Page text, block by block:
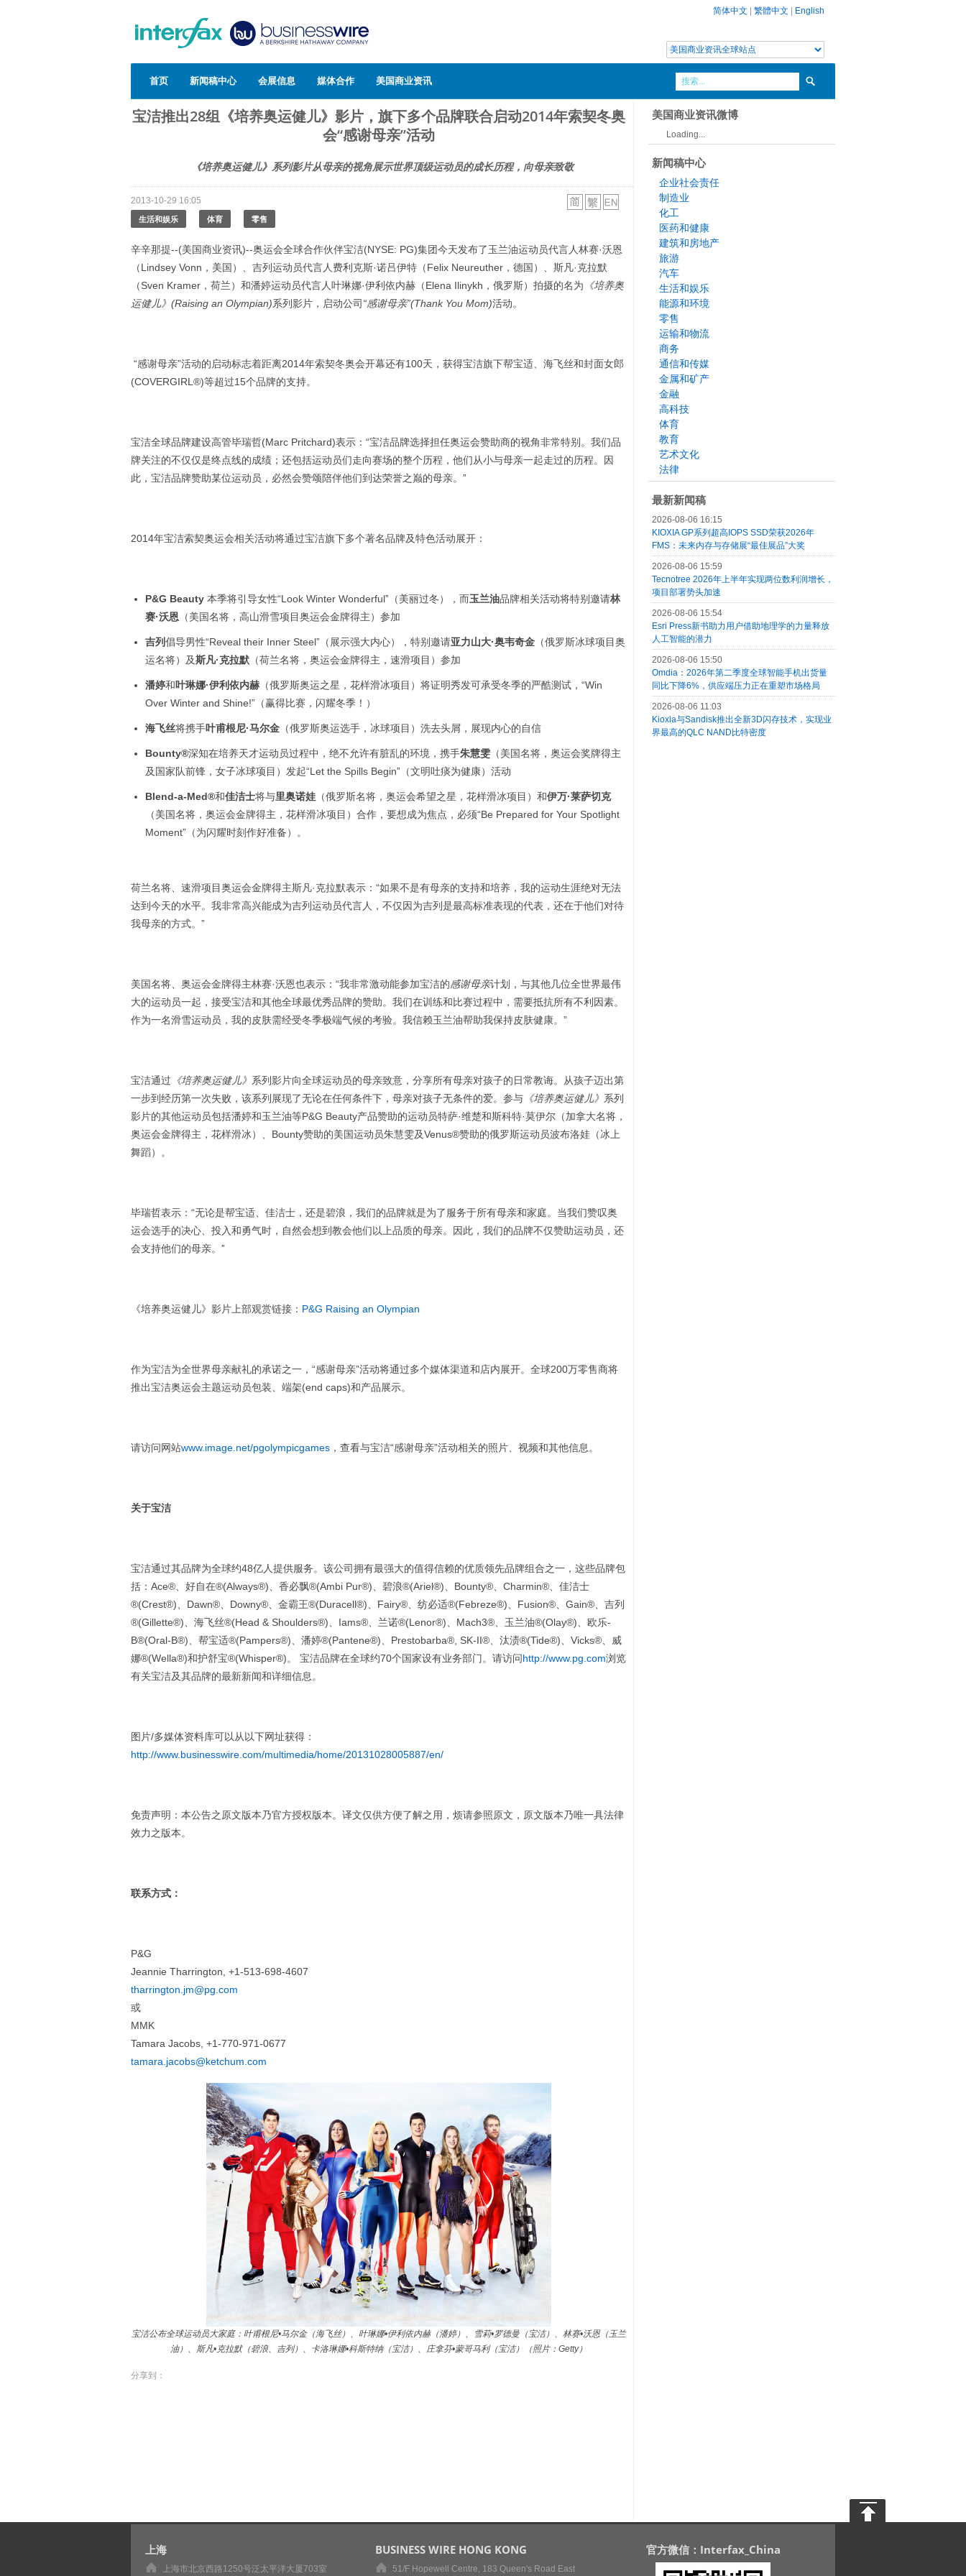
简体中文 繁體中文 English
首页 新闻稿中心 会展信息 媒体合作 美国商业资讯
宝洁推出28组《培养奥运健儿》影片，旗下多个品牌联合启动2014年索契冬奥
会“感谢母亲”活动
《培养奥运健儿》系列影片从母亲的视角展示世界顶级运动员的成长历程，向母亲致敬
2013-10-29 16:05
生活和娱乐 体育 零售
辛辛那提--(美国商业资讯)--奥运会全球合作伙伴宝洁(NYSE: PG)集团今天发布了玉兰油运动员代言人林赛·沃恩
（Lindsey Vonn，美国）、吉列运动员代言人费利克斯·诺吕伊特（Felix Neureuther，德国）、斯凡·克拉默
（Sven Kramer，荷兰）和潘婷运动员代言人叶琳娜·伊利依内赫（Elena Ilinykh，俄罗斯）拍摄的名为 《培养奥
运健儿》 (Raising an Olympian)系列影片，启动公司 “感谢母亲”(Thank You Mom)活动。
“感谢母亲”活动的启动标志着距离2014年索契冬奥会开幕还有100天，获得宝洁旗下帮宝适、海飞丝和封面女郎
(COVERGIRL®)等超过15个品牌的支持。
宝洁全球品牌建设高管毕瑞哲(Marc Pritchard)表示：“宝洁品牌选择担任奥运会赞助商的视角非常特别。我们品
牌关注的不仅仅是终点线的成绩；还包括运动员们走向赛场的整个历程，他们从小与母亲一起走过的历程。因
此，宝洁品牌赞助某位运动员，必然会赞颂陪伴他们到达荣誉之巅的母亲。”
2014年宝洁索契奥运会相关活动将通过宝洁旗下多个著名品牌及特色活动展开：
P&G Beauty 本季将引导女性“Look Winter Wonderful”（美丽过冬），而玉兰油品牌相关活动将特别邀请林
赛·沃恩 （美国名将，高山滑雪项目奥运会金牌得主）参加
吉列倡导男性“Reveal their Inner Steel”（展示强大内心），特别邀请亚力山大·奥韦奇金 （俄罗斯冰球项目奥
运名将）及斯凡·克拉默 （荷兰名将，奥运会金牌得主，速滑项目）参加
潘婷和叶琳娜·伊利依内赫 （俄罗斯奥运之星，花样滑冰项目）将证明秀发可承受冬季的严酷测试，“Win
Over Winter and Shine!”（赢得比赛，闪耀冬季！）
海飞丝将携手叶甫根尼·马尔金 （俄罗斯奥运选手，冰球项目）洗去头屑，展现内心的自信
Bounty®深知在培养天才运动员过程中，绝不允许有脏乱的环境，携手朱慧雯 （美国名将，奥运会奖牌得主
及国家队前锋，女子冰球项目）发起“Let the Spills Begin”（文明吐痰为健康）活动
Blend-a-Med®和佳洁士将与里奥诺娃 （俄罗斯名将，奥运会希望之星，花样滑冰项目）和伊万·莱萨切克
（美国名将，奥运会金牌得主，花样滑冰项目）合作，要想成为焦点，必须“Be Prepared for Your Spotlight
Moment”（为闪耀时刻作好准备）。
荷兰名将、速滑项目奥运会金牌得主斯凡·克拉默表示：“如果不是有母亲的支持和培养，我的运动生涯绝对无法
达到今天的水平。我非常高兴能成为吉列运动员代言人，不仅因为吉列是最高标准表现的代表，还在于他们对待
我母亲的方式。”
美国名将、奥运会金牌得主林赛·沃恩也表示：“我非常激动能参加宝洁的感谢母亲计划，与其他几位全世界最伟
大的运动员一起，接受宝洁和其他全球最优秀品牌的赞助。我们在训练和比赛过程中，需要抵抗所有不利因素。
作为一名滑雪运动员，我的皮肤需经受冬季极端气候的考验。我信赖玉兰油帮助我保持皮肤健康。”
宝洁通过 《培养奥运健儿》 系列影片向全球运动员的母亲致意，分享所有母亲对孩子的日常教诲。从孩子迈出第
一步到经历第一次失败，该系列展现了无论在任何条件下，母亲对孩子无条件的爱。参与 《培养奥运健儿》 系列
影片的其他运动员包括潘婷和玉兰油等P&G Beauty产品赞助的运动员特萨·维楚和斯科特·莫伊尔（加拿大名将，
奥运会金牌得主，花样滑冰）、Bounty赞助的美国运动员朱慧雯及Venus®赞助的俄罗斯运动员波布洛娃（冰上
舞蹈）。
毕瑞哲表示：“无论是帮宝适、佳洁士，还是碧浪，我们的品牌就是为了服务于所有母亲和家庭。当我们赞叹奥
运会选手的决心、投入和勇气时，自然会想到教会他们以上品质的母亲。因此，我们的品牌不仅赞助运动员，还
会支持他们的母亲。”
《培养奥运健儿》影片上部观赏链接： P&G Raising an Olympian
作为宝洁为全世界母亲献礼的承诺之一，“感谢母亲”活动将通过多个媒体渠道和店内展开。全球200万零售商将
推出宝洁奥运会主题运动员包装、端架(end caps)和产品展示。
请访问网站www.image.net/pgolympicgames ，查看与宝洁“感谢母亲”活动相关的照片、视频和其他信息。
关于宝洁
宝洁通过其品牌为全球约48亿人提供服务。该公司拥有最强大的值得信赖的优质领先品牌组合之一，这些品牌包
括：Ace®、好自在®(Always®)、香必飘®(Ambi Pur®)、碧浪®(Ariel®)、Bounty®、Charmin®、佳洁士
®(Crest®)、Dawn®、Downy®、金霸王®(Duracell®)、Fairy®、纺必适®(Febreze®)、Fusion®、Gain®、吉列
®(Gillette®)、海飞丝®(Head & Shoulders®)、Iams®、兰诺®(Lenor®)、Mach3®、玉兰油®(Olay®)、欧乐-
B®(Oral-B®)、帮宝适®(Pampers®)、潘婷®(Pantene®)、Prestobarba®, SK-II®、汰渍®(Tide®)、Vicks®、威
娜®(Wella®)和护舒宝®(Whisper®)。 宝洁品牌在全球约70个国家设有业务部门。请访问http://www.pg.com浏览
有关宝洁及其品牌的最新新闻和详细信息。
图片/多媒体资料库可以从以下网址获得：
http://www.businesswire.com/multimedia/home/20131028005887/en/
免责声明：本公告之原文版本乃官方授权版本。译文仅供方便了解之用，烦请参照原文，原文版本乃唯一具法律
效力之版本。
联系方式：
P&G
Jeannie Tharrington, +1-513-698-4607
tharrington.jm@pg.com
或
MMK
Tamara Jacobs, +1-770-971-0677
tamara.jacobs@ketchum.com
宝洁公布全球运动员大家庭：叶甫根尼•马尔金（海飞丝）、叶琳娜•伊利依内赫（潘婷）、雪莉•罗德曼（宝洁）、林赛•沃恩（玉兰
油）、斯凡•克拉默（碧浪、吉列）、卡洛琳娜•科斯特纳（宝洁）、庄拿芬•蒙哥马利（宝洁）（照片：Getty）
分享到：
美国商业资讯微博
Loading...
新闻稿中心
企业社会责任
制造业
化工
医药和健康
建筑和房地产
旅游
汽车
生活和娱乐
能源和环境
零售
运输和物流
商务
通信和传媒
金属和矿产
金融
高科技
体育
教育
艺术文化
法律
最新新闻稿
2026-08-06 16:15
KIOXIA GP系列超高IOPS SSD荣获2026年
FMS：未来内存与存储展“最佳展品”大奖
2026-08-06 15:59
Tecnotree 2026年上半年实现两位数利润增长，
项目部署势头加速
2026-08-06 15:54
Esri Press新书助力用户借助地理学的力量释放
人工智能的潜力
2026-08-06 15:50
Omdia：2026年第二季度全球智能手机出货量
同比下降6%，供应端压力正在重塑市场格局
2026-08-06 11:03
Kioxia与Sandisk推出全新3D闪存技术，实现业
界最高的QLC NAND比特密度
上海
上海市北京西路1250号泛太平洋大厦703室
BUSINESS WIRE HONG KONG
51/F Hopewell Centre, 183 Queen's Road East
官方微信：Interfax_China